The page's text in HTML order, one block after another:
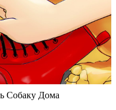
Собаку Дома